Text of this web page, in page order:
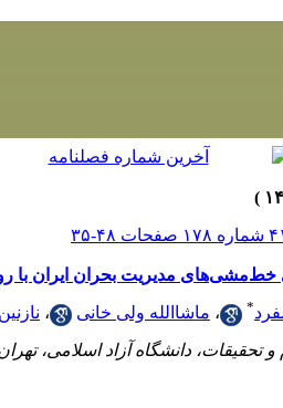
خط‌مشی‌های مدیریت بحران ایران با
* ، ماشاالله ولی خانی ،
دانشگاه آزاد اسلامی،